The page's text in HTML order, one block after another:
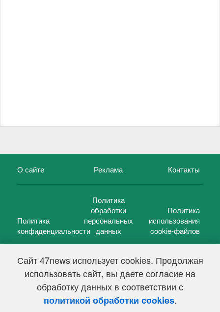
Сайт 47news использует cookies. Продолжая
использовать сайт, вы даете согласие на
обработку данных в соответствии с
политикой обработки cookies.
О сайте Реклама Контакты
Политика
конфиденциальности
Политика
обработки
персональных
данных
Политика
использования
cookie-файлов
47 новостей (47 news)2005 — 2026 г.
Свидетельство о регистрации СМИ Эл № ФС 77-39848, выдано
Федеральной службой по надзору в сфере связи,
информационных технологий и массовых коммуникаций